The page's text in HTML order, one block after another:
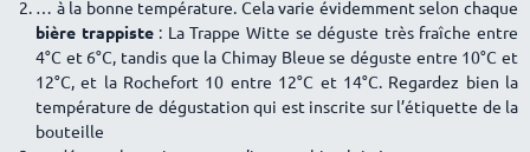
à la bonne température. Cela varie évidemment selon chaque
bière trappiste: La Trappe Witte se déguste très fraîche entre
4°C et 6°C, tandis que la Chimay Bleue se déguste entre 10°C et
12°C, et la Rochefort 10 entre 12°C et 14°C. Regardez bien la
température de dégustation qui est inscrite sur l’étiquette de la
bouteille